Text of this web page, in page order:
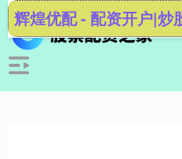
辉煌优配 - 配资开户|炒